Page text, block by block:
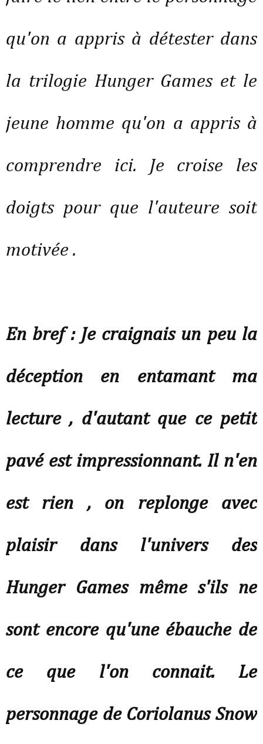
qu'on a appris à détester dans
la trilogie Hunger Games et le
jeune homme qu'on a appris à
comprendre ici. Je croise les
doigts pour que l'auteure soit
motivée .
En bref : Je craignais un peu la
déception en entamant ma
lecture , d'autant que ce petit
pavé est impressionnant. Il n'en
est rien , on replonge avec
plaisir dans l'univers des
Hunger Games même s'ils ne
sont encore qu'une ébauche de
ce que l'on connait. Le
personnage de Coriolanus Snow